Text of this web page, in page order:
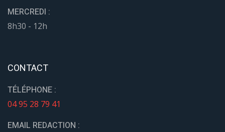
MERCREDI :
8h30 - 12h
CONTACT
TÉLÉPHONE :
04 95 28 79 41
EMAIL REDACTION :